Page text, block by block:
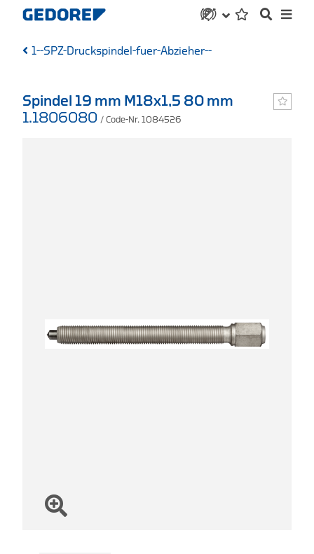
1--SPZ-Druckspindel-fuer-Abzieher--
Spindel 19 mm M18x1,5 80 mm
1.1806080 / Code-Nr. 1084526